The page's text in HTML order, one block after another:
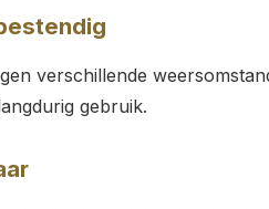
verschillende
gebruik.